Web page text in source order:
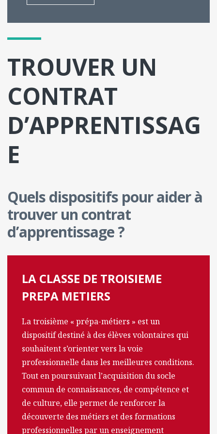
TROUVER UN
CONTRAT
D’APPRENTISSAG
E
Quels dispositifs pour aider à
trouver un contrat
d’apprentissage ?
LA CLASSE DE TROISIEME
PREPA METIERS
La troisième « prépa-métiers » est un
dispositif destiné à des élèves volontaires qui
souhaitent s’orienter vers la voie
professionnelle dans les meilleures conditions.
Tout en poursuivant l’acquisition du socle
commun de connaissances, de compétence et
de culture, elle permet de renforcer la
découverte des métiers et des formations
professionnelles par un enseignement